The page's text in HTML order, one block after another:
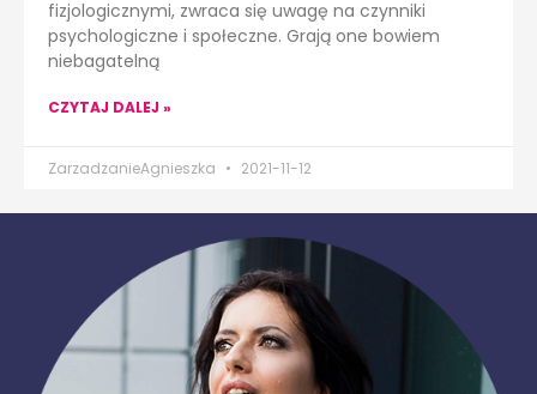
fizjologicznymi, zwraca się uwagę na czynniki
psychologiczne i społeczne. Grają one bowiem
niebagatelną
CZYTAJ DALEJ »
ZarzadzanieAgnieszka 2021-11-12